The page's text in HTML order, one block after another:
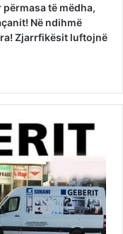
të mëdha,
Në ndihmë
Zjarrfikësit luftojnë